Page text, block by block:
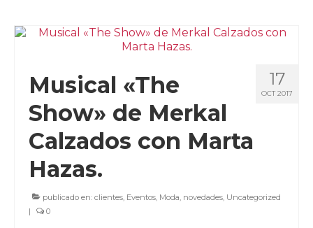
17
OCT 2017
Musical «The
Show» de Merkal
Calzados con Marta
Hazas.
publicado en: clientes, Eventos, Moda, novedades, Uncategorized
|
0